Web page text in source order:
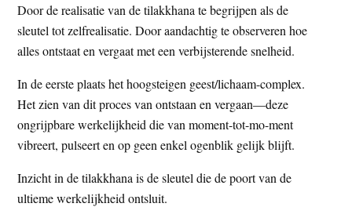
Door de realisatie van de tilakkhana te begrijpen als de
sleutel tot zelfrealisatie. Door aandachtig te observeren hoe
alles ontstaat en vergaat met een verbijsterende snelheid.
In de eerste plaats het hoogsteigen geest/lichaam-complex.
Het zien van dit proces van ontstaan en vergaan—deze
ongrijpbare werkelijkheid die van moment-tot-mo-ment
vibreert, pulseert en op geen enkel ogenblik gelijk blijft.
Inzicht in de tilakkhana is de sleutel die de poort van de
ultieme werkelijkheid ontsluit.